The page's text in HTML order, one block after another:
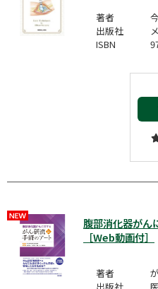
著者
出版社
ISBN
腹部消化器がん
［Web動画付］
著者